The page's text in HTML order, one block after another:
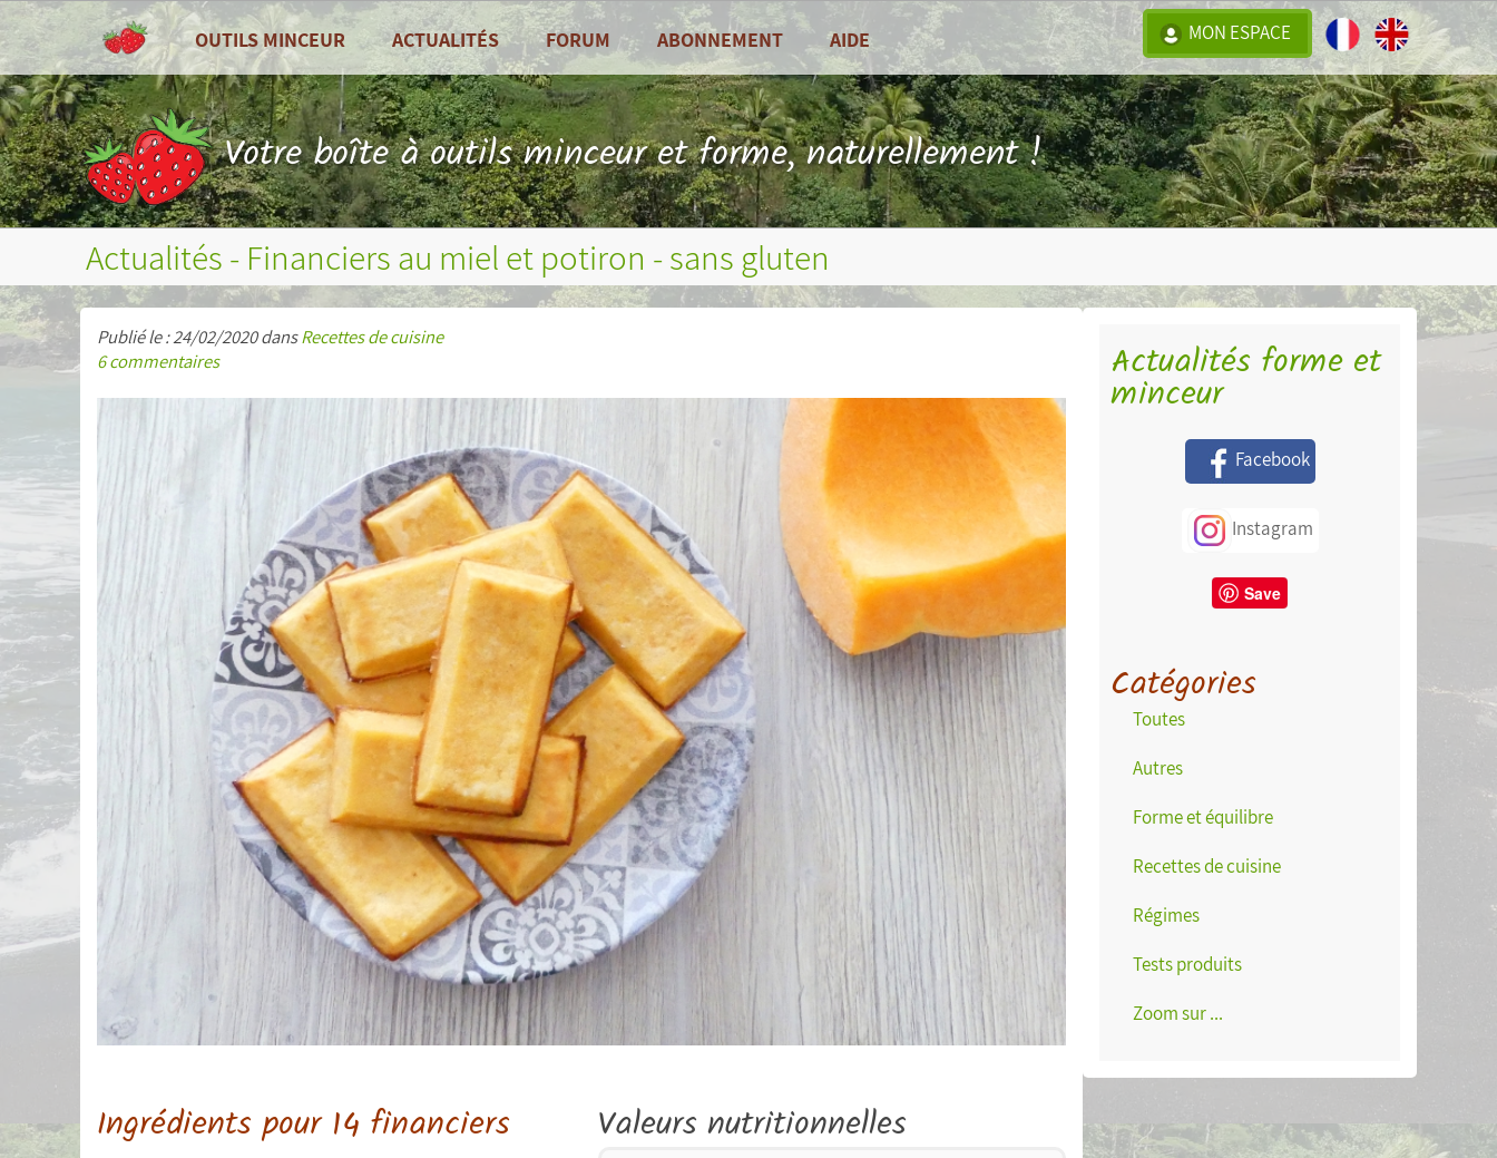
MON ESPACE
OUTILS MINCEUR
TOUS LES OUTILS
Tableau de bord
Compteur de calories
Combien de calories par jour ?
Journal alimentaire
Bilans nutritionnels et plus
Courbes de poids, tour de taille, etc...
Mesures (poids, tour de taille, etc...)
Objectifs personnels
Statistiques personnelles
Calculer mon Indice de Masse Corporelle
Liste de courses
Menu de la semaine
Exporter mes données
ACTUALITÉS
Toutes les actualités
Recettes de cuisine
Zoom sur ...
Fruits et légumes de saison
FORUM ABONNEMENT AIDE
Foire Aux Questions
Contact
Votre boîte à outils minceur et forme, naturellement !
Actualités - Financiers au miel et potiron - sans gluten
Publié le : 24/02/2020 dansRecettes de cuisine
6 commentaires
Ingrédients pour 14 financiers Valeurs nutritionnelles
Actualités forme et
minceur
Facebook
Instagram
Save
Catégories
Toutes
Autres
Forme et équilibre
Recettes de cuisine
Régimes
Tests produits
Zoom sur ...